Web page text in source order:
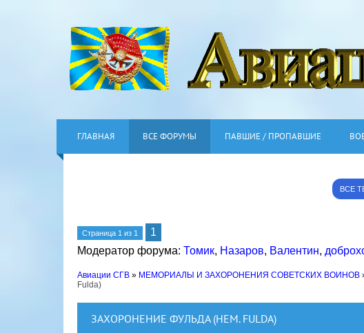
ГЛАВНАЯ ВСЕ ФОРУМЫ ПАВШИЕ / ПРОПАВШИЕ
ВСЕ
Страница 1 из 1
1
Модератор форума: Томик, Назаров, Валентин,
Авиации СГВ » МЕМОРИАЛЫ И ЗАХОРОНЕНИЯ СОВЕТСКИХ ВОИНОВ
Fulda)
ЗАХОРОНЕНИЕ ФУЛЬДА (НЕМ. FULDA)